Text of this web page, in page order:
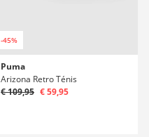
-45%
Puma
Arizona Retro Ténis
€ 109,95 € 59,95